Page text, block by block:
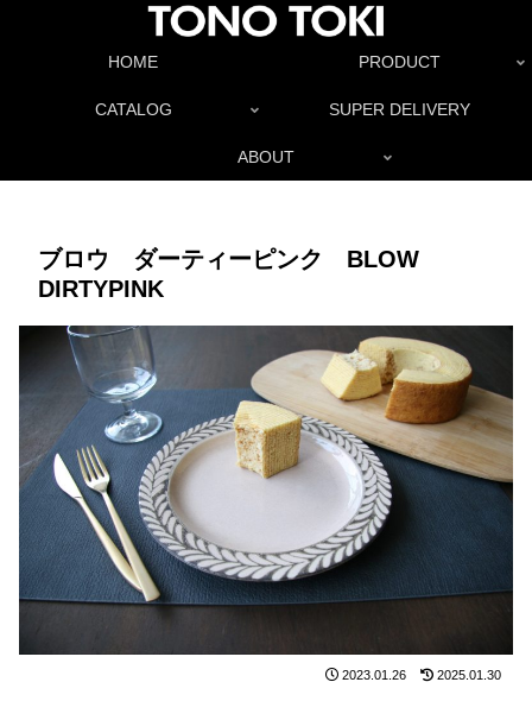
HOME PRODUCT
CATALOG SUPER DELIVERY
ABOUT
ブロウ ダーティーピンク BLOW
DIRTYPINK
2023.01.26 2025.01.30